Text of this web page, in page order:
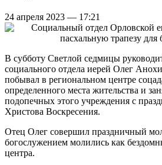
24 апреля 2023 — 17:21
В субботу Светлой седмицы
социального отдела иерей Олег
побывал в региональном центре
определенного места жительства и
подопечных этого учреждения с
Христова Воскресения.
Отец Олег совершил праздничный
богослужением молились как
центра.